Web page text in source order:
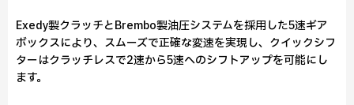
Exedy製クラッチとBrembo製油圧システムを採用した5速ギア
ボックスにより、スムーズで正確な変速を実現し、クイックシフ
ターはクラッチレスで2速から5速へのシフトアップを可能にし
ます。